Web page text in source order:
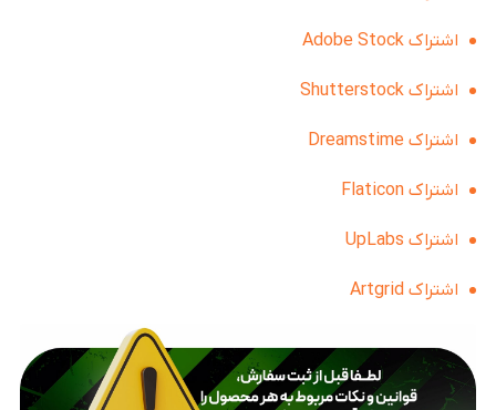
اشتراک Adobe Stock
اشتراک Shutterstock
اشتراک Dreamstime
اشتراک Flaticon
اشتراک UpLabs
اشتراک Artgrid